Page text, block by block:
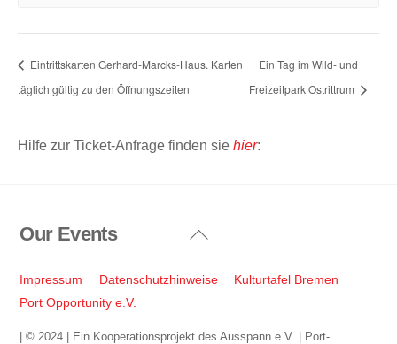
Eintrittskarten Gerhard-Marcks-Haus. Karten
täglich gültig zu den Öffnungszeiten
Ein Tag im Wild- und
Freizeitpark Ostrittrum
Hilfe zur Ticket-Anfrage finden sie hier:
Back
Top
Our Events
Impressum Datenschutzhinweise
Kulturtafel Bremen
Port Opportunity e.V.
| © 2024 | Ein Kooperationsprojekt des Ausspann e.V. | Port-